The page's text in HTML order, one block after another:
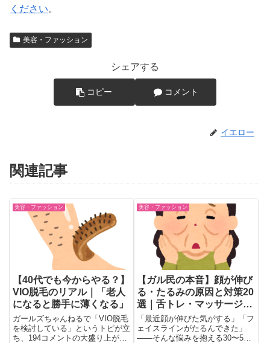
ください。
美容・ファッション
シェアする
コピー コメント
イエロー
関連記事
美容・ファッション
【40代でも今からやる？】
VIO脱毛のリアル｜「老人
になると勝手に薄くなる」
ガールズちゃんねるで「VIO脱毛
を検討している」というトピが立
ち、194コメントの大盛り上が
美容・ファッション
【ガル民の本音】顔が伸び
る・たるみの原因と対策20
選｜舌トレ・マッサージ・
ボトックス体験談
「最近顔が伸びた気がする」「フ
ェイスラインがたるんできた」
——そんな悩みを抱える30〜50